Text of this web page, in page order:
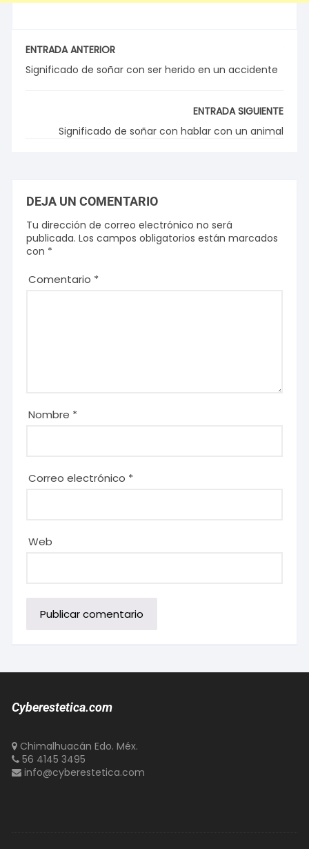
ENTRADA ANTERIOR
Significado de soñar con ser herido en un accidente
ENTRADA SIGUIENTE
Significado de soñar con hablar con un animal
DEJA UN COMENTARIO
Tu dirección de correo electrónico no será
publicada. Los campos obligatorios están marcados
con *
Comentario *
Nombre *
Correo electrónico *
Web
Cyberestetica.com
Chimalhuacán Edo. Méx.
56 4145 3495
info@cyberestetica.com